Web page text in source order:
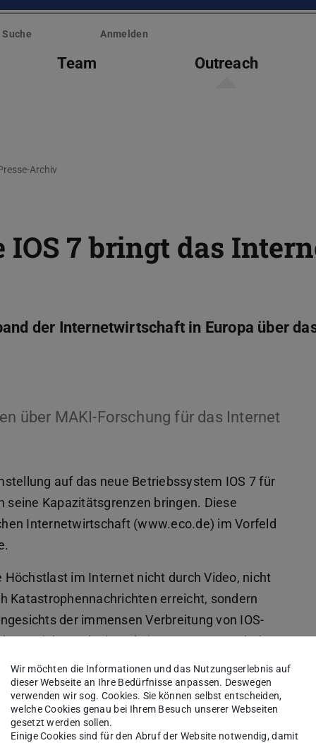
Suche Anmelden
Team Outreach
Archiv
IOS 7 bringt das
der Internetwirtschaft in Europa über
über MAKI-Forschung für das Internet
auf das neue Betriebssystem IOS 7 für
Kapazitätsgrenzen bringen. Diese
Internetwirtschaft (www.eco.de) im Vorfeld
Höchstlast im Internet nicht durch Video, nicht
Katastrophennachrichten erreicht, sondern
der immensen Verbreitung von IOS-
Light noch einmal einen rasanten Schub
Internet für einige Tage an seine Grenzen
Leiter der Kompetenzgruppe E-Commerce
(OTA) könnte vor allem die mobilen Netze
Wir möchten die Informationen und das Nutzungserlebnis auf
dieser Webseite an Ihre Bedürfnisse anpassen. Deswegen
verwenden wir sog. Cookies. Sie können selbst entscheiden,
welche Cookies genau bei Ihrem Besuch unserer Webseiten
gesetzt werden sollen.
Einige Cookies sind für den Abruf der Website notwendig, damit